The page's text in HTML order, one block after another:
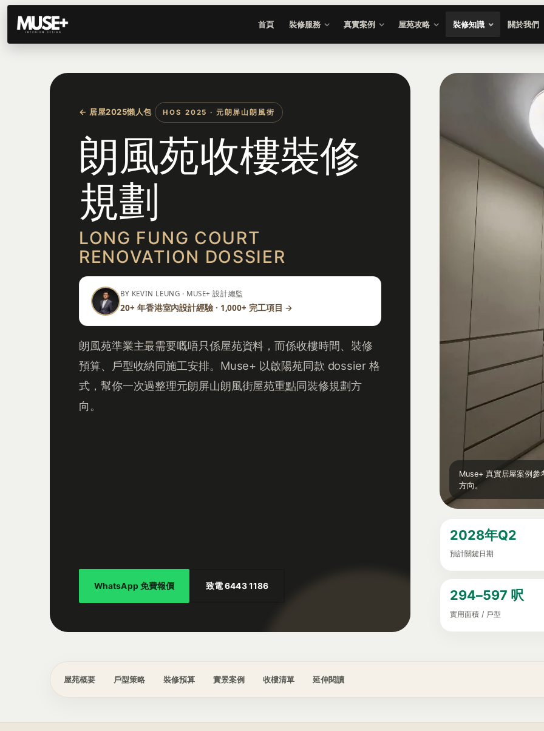
首頁 裝修服務 真實案例 屋苑攻略 裝修知識 關於我們
← 居屋2025懶人包 HOS 2025 · 元朗屏山朗風街
朗風苑收樓裝修
規劃
LONG FUNG COURT
RENOVATION DOSSIER
BY KEVIN LEUNG · MUSE+ 設計總監
20+ 年香港室內設計經驗 · 1,000+ 完工項目 →
朗風苑準業主最需要嘅唔只係屋苑資料，而係收樓時間、裝修
預算、戶型收納同施工安排。Muse+ 以啟陽苑同款 dossier 格
式，幫你一次過整理元朗屏山朗風街屋苑重點同裝修規劃方
向。
WhatsApp 免費報價 致電 6443 1186
Muse+ 真實居屋案例參
方向。
2028年Q2
預計關鍵日期
294–597 呎
實用面積 / 戶型
屋苑概要 戶型策略 裝修預算 實景案例 收樓清單 延伸閱讀